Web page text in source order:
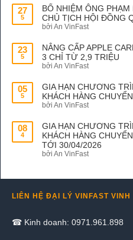
27
5
BỔ NHIỆM ÔNG
CHỦ TỊCH HỘI ĐỒNG
bởi An VinFast
23
5
NÂNG CẤP APPLE
3 CHỈ TỪ 2,9 TRIỆU
bởi An VinFast
05
5
GIA HẠN CHƯƠNG
KHÁCH HÀNG
bởi An VinFast
08
4
GIA HẠN CHƯƠNG
KHÁCH HÀNG
TỚI 30/04/2026
bởi An VinFast
LIÊN HỆ ĐẠI LÝ VINFAST VINH
☎ Kinh doanh: 0971.961.898